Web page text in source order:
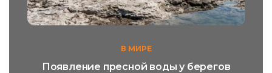
В МИРЕ
Появление пресной воды у берегов